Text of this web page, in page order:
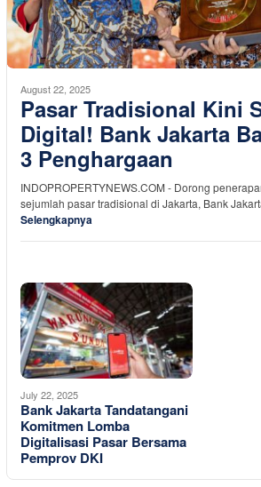
August 22, 2025
Pasar Tradisional Kini
Digital! Bank Jakarta
3 Penghargaan
INDOPROPERTYNEWS.COM - Dorong
sejumlah pasar tradisional di Jakarta, Bank
Selengkapnya
July 22, 2025
Bank Jakarta Tandatangani
Komitmen Lomba
Digitalisasi Pasar Bersama
Pemprov DKI